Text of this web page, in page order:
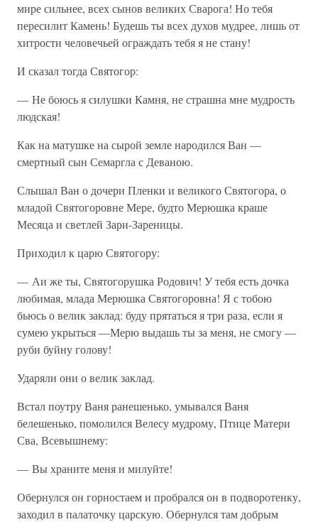
мире сильнее, всех сынов великих Сварога! Но тебя
пересилит Камень! Будешь ты всех духов мудрее, лишь от
хитрости человечьей ограждать тебя я не стану!
И сказал тогда Святогор:
— Не боюсь я силушки Камня, не страшна мне мудрость
людская!
Как на матушке на сырой земле народился Ван —
смертный сын Семаргла с Деваною.
Слышал Ван о дочери Пленки и великого Святогора, о
младой Святогоровне Мере, будто Мерюшка краше
Месяца и светлей Зари-Зареницы.
Приходил к царю Святогору:
— Аи же ты, Святогорушка Родович! У тебя есть дочка
любимая, млада Мерюшка Святогоровна! Я с тобою
бьюсь о велик заклад: буду прятаться я три раза, если я
сумею укрыться —Мерю выдашь ты за меня, не смогу —
руби буйну голову!
Ударяли они о велик заклад.
Встал поутру Ваня ранешенько, умывался Ваня
белешенько, помолился Велесу мудрому, Птице Матери
Сва, Всевышнему:
— Вы храните меня и милуйте!
Обернулся он горностаем и пробрался он в подворотенку,
заходил в палаточку царскую. Обернулся там добрым